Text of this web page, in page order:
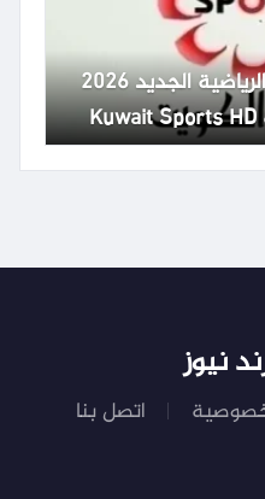
تحديث تردد قناة الكويت الرياضية الجديد 2026
تردد قناة الكويت الرياضية Kuwait Sports HD
نيوز
اتصل بنا